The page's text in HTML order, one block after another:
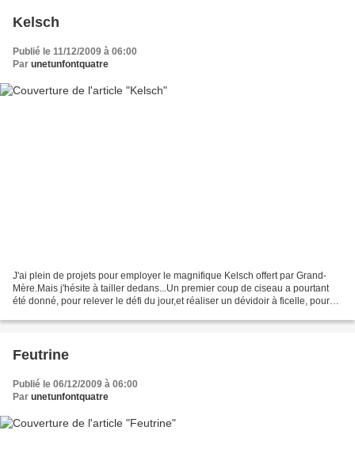
Kelsch
Publié le 11/12/2009 à 06:00
Par unetunfontquatre
J'ai plein de projets pour employer le magnifique Kelsch offert par Grand-
Mère.Mais j'hésite à tailler dedans...Un premier coup de ciseau a pourtant
été donné, pour relever le défi du jour,et réaliser un dévidoir à ficelle, pour
Feutrine
Publié le 06/12/2009 à 06:00
Par unetunfontquatre